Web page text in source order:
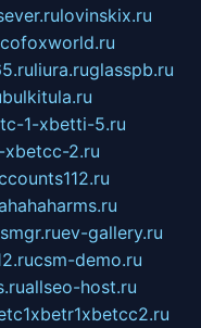
lovinskix.ru
liura.ruglasspb.ru
bulkitula.ru
1-xbetti-5.ru
2.ru
ev-gallery.ru
csm-demo.ru
allseo-host.ru